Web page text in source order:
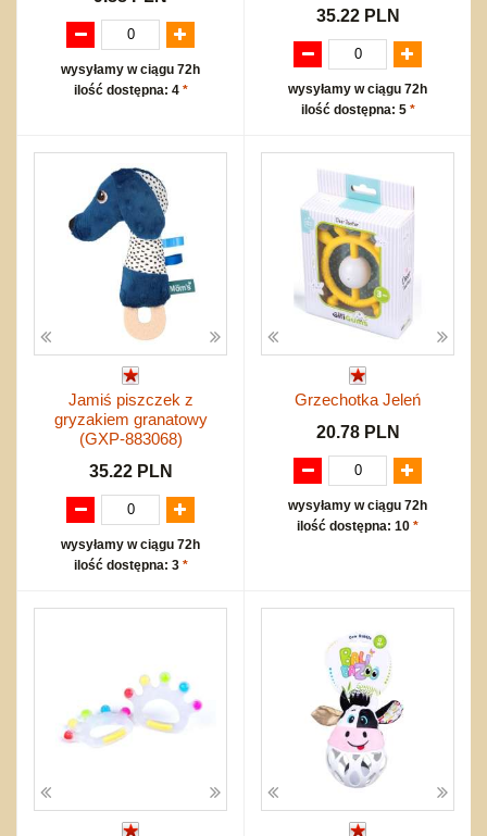
wysyłamy w ciągu 72h
ilość dostępna: 4 *
35.22 PLN
wysyłamy w ciągu 72h
ilość dostępna: 5 *
Jamiś piszczek z
gryzakiem granatowy
(GXP-883068)
35.22 PLN
wysyłamy w ciągu 72h
ilość dostępna: 3 *
Grzechotka Jeleń
20.78 PLN
wysyłamy w ciągu 72h
ilość dostępna: 10 *